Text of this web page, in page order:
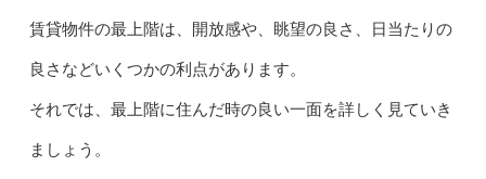
賃貸物件の最上階は、開放感や、眺望の良さ、日当たりの
良さなどいくつかの利点があります。
それでは、最上階に住んだ時の良い一面を詳しく見ていき
ましょう。